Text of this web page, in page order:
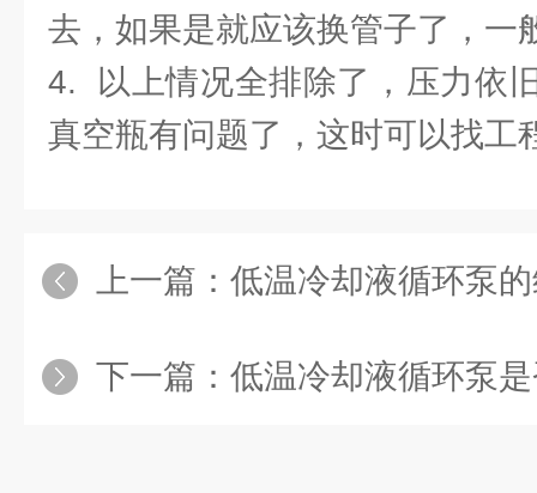
去，如果是就应该换管子了，一
4. 以上情况全排除了，压力依
真空瓶有问题了，这时可以找工
上一篇： 低温冷却液循环泵的维护应
下一篇： 低温冷却液循环泵是否正确